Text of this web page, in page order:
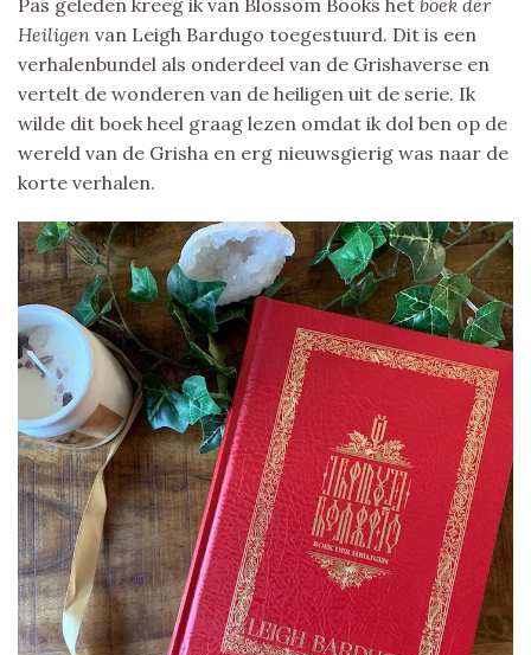
Heiligen van Leigh Bardugo toegestuurd. Dit is een
verhalenbundel als onderdeel van de Grishaverse en
vertelt de wonderen van de heiligen uit de serie. Ik
wilde dit boek heel graag lezen omdat ik dol ben op de
wereld van de Grisha en erg nieuwsgierig was naar de
korte verhalen.